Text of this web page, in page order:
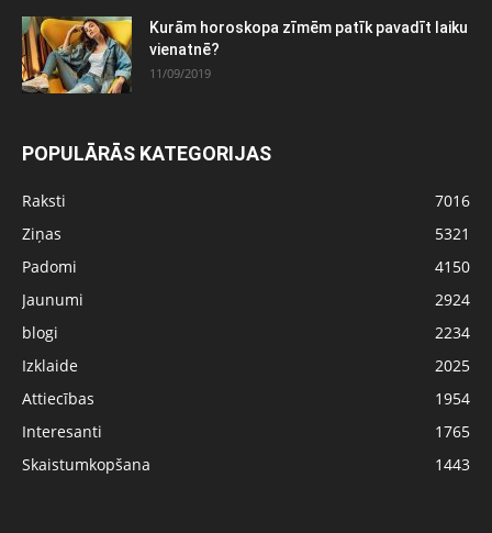
Kurām horoskopa zīmēm patīk pavadīt laiku
vienatnē?
11/09/2019
POPULĀRĀS KATEGORIJAS
Raksti
7016
Ziņas
5321
Padomi
4150
Jaunumi
2924
blogi
2234
Izklaide
2025
Attiecības
1954
Interesanti
1765
Skaistumkopšana
1443